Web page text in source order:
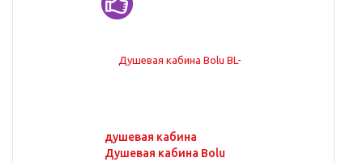
душевая кабина
Душевая кабина Bolu